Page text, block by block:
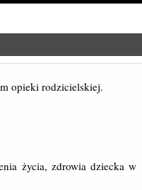
opieki rodzicielskiej.
życia, zdrowia dziecka w